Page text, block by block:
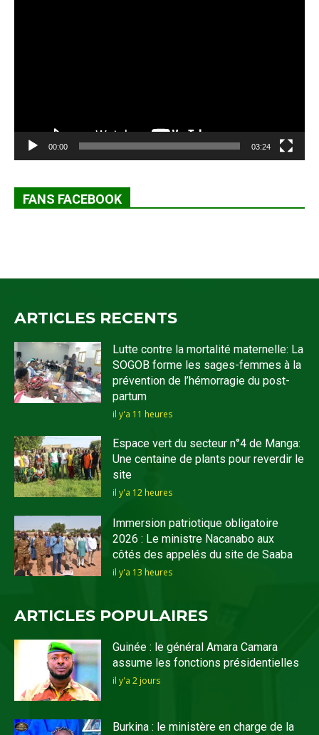
00:00 03:24
FANS FACEBOOK
ARTICLES RECENTS
Lutte contre la mortalité maternelle: La
SOGOB forme les sages-femmes à la
prévention de l’hémorragie du post-
partum
il y'a 11 heures
Espace vert du secteur n°4 de Manga:
Une centaine de plants pour reverdir le
site
il y'a 12 heures
Immersion patriotique obligatoire
2026 : Le ministre Nacanabo aux
côtés des appelés du site de Saaba
il y'a 13 heures
ARTICLES POPULAIRES
Guinée : le général Amara Camara
assume les fonctions présidentielles
il y'a 2 jours
Burkina : le ministère en charge de la